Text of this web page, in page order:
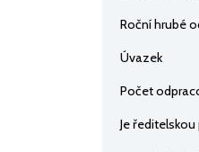
Roční hrubé
Úvazek
Počet
Je